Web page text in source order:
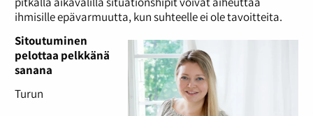
ihmisille epävarmuutta, kun suhteelle ei ole tavoitteita.
Sitoutuminen
pelottaa pelkkänä
sanana
Turun